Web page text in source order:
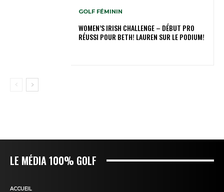
GOLF FÉMININ
WOMEN’S IRISH CHALLENGE – DÉBUT PRO
RÉUSSI POUR BETH! LAUREN SUR LE PODIUM!
LE MÉDIA 100% GOLF
ACCUEIL